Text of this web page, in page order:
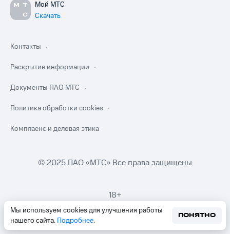
Мы используем cookies для улучшения работы
нашего сайта. Подробнее.
ПОНЯТНО
Мой МТС
Скачать
Контакты
Раскрытие информации
Документы ПАО МТС
Политика обработки cookies
Комплаенс и деловая этика
© 2025 ПАО «МТС» Все права защищены
18+